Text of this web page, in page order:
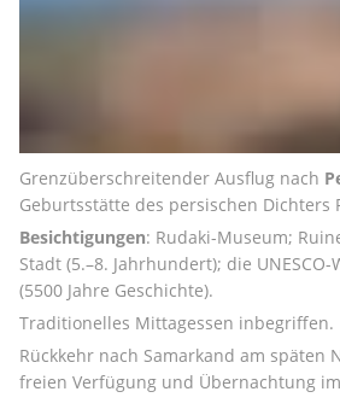
Grenzüberschreitender Ausflug nach
Geburtsstätte des persischen Dichters
Besichtigungen: Rudaki-Museum;
Stadt (5.–8. Jahrhundert); die
(5500 Jahre Geschichte).
Traditionelles Mittagessen inbegriffen.
Rückkehr nach Samarkand am späten
freien Verfügung und Übernachtung